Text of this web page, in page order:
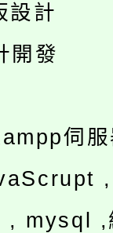
設計
開發
伺
mysql ,